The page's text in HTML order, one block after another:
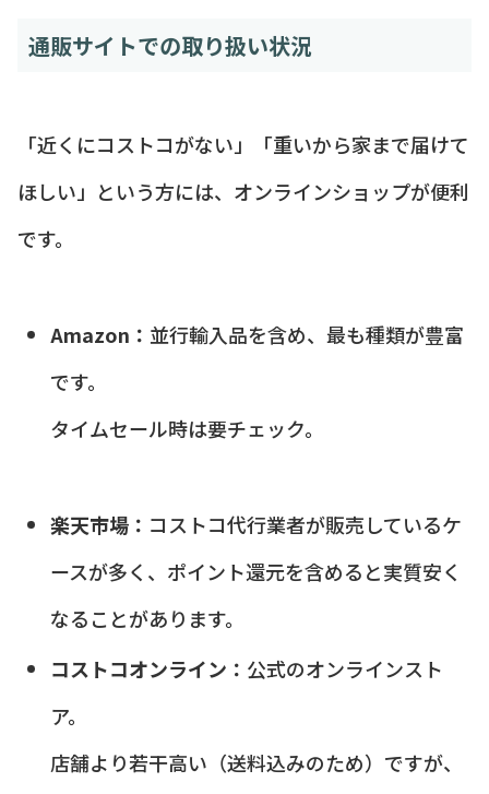
通販サイトでの取り扱い状況
「近くにコストコがない」「重いから家まで届けて
ほしい」という方には、オンラインショップが便利
です。
Amazon： 並行輸入品を含め、最も種類が豊富
です。
タイムセール時は要チェック。
楽天市場： コストコ代行業者が販売しているケ
ースが多く、ポイント還元を含めると実質安く
なることがあります。
コストコオンライン： 公式のオンラインスト
ア。
店舗より若干高い（送料込みのため）ですが、